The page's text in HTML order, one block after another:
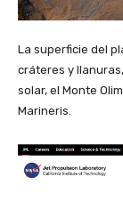
La superficie del
cráteres y
solar, el Monte
Marineris.